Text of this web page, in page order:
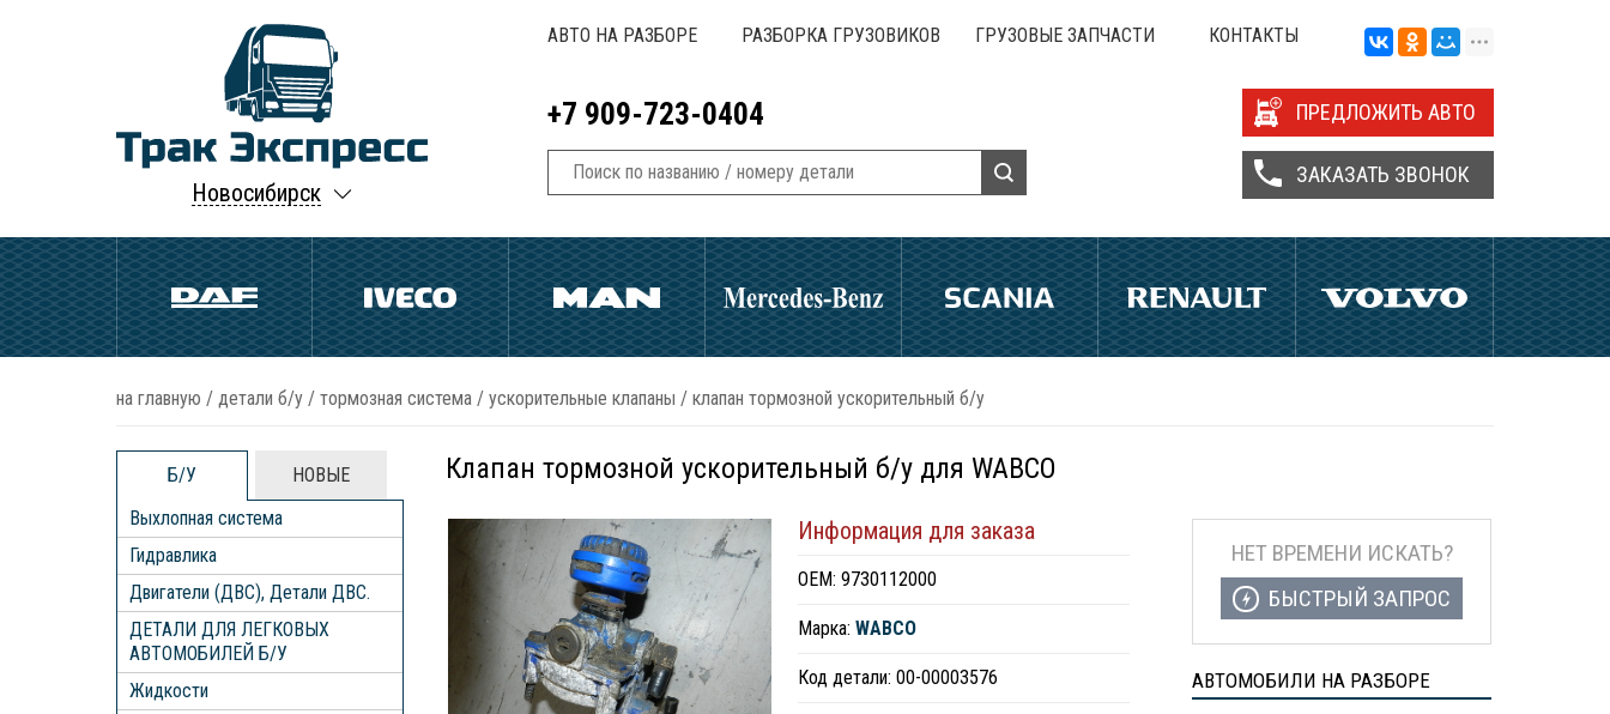
Новосибирск
АВТО НА РАЗБОРЕ РАЗБОРКА ГРУЗОВИКОВ ГРУЗОВЫЕ ЗАПЧАСТИ КОНТАКТЫ
+7 909-723-0404 ПРЕДЛОЖИТЬ АВТО
ЗАКАЗАТЬ ЗВОНОК
на главную / детали б/у / тормозная система / ускорительные клапаны / клапан тормозной ускорительный б/у
Б/У
НОВЫЕ
Выхлопная система
Гидравлика
Двигатели (ДВС), Детали ДВС.
ДЕТАЛИ ДЛЯ ЛЕГКОВЫХ
АВТОМОБИЛЕЙ Б/У
Жидкости
Клапан тормозной ускорительный б/у для WABCO
Информация для заказа
ОЕМ: 9730112000
Марка: WABCO
Код детали: 00-00003576
НЕТ ВРЕМЕНИ ИСКАТЬ?
БЫСТРЫЙ ЗАПРОС
АВТОМОБИЛИ НА РАЗБОРЕ